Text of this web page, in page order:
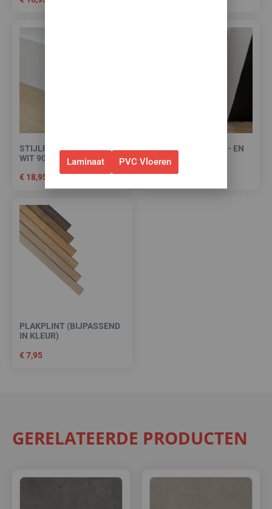
STIJLPLINT AMSTERDAM
WIT 9010 FOLIE 12 CM.
€ 18,95
HIGH TACK PLINTEN- EN
PROFIELENKIT
€15,00
PLAKPLINT (BIJPASSEND
IN KLEUR)
€7,95
GERELATEERDE PRODUCTEN
Laminaat PVC Vloeren